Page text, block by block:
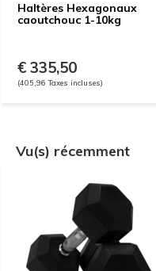
Haltères Hexagonaux
caoutchouc 1-10kg
€ 335,50
(405,96 Taxes incluses)
Vu(s) récemment